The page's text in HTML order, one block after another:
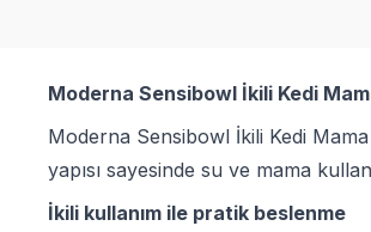
Moderna Sensibowl İkili Kedi
Moderna Sensibowl İkili Kedi
yapısı sayesinde su ve mama
İkili kullanım ile pratik beslenme